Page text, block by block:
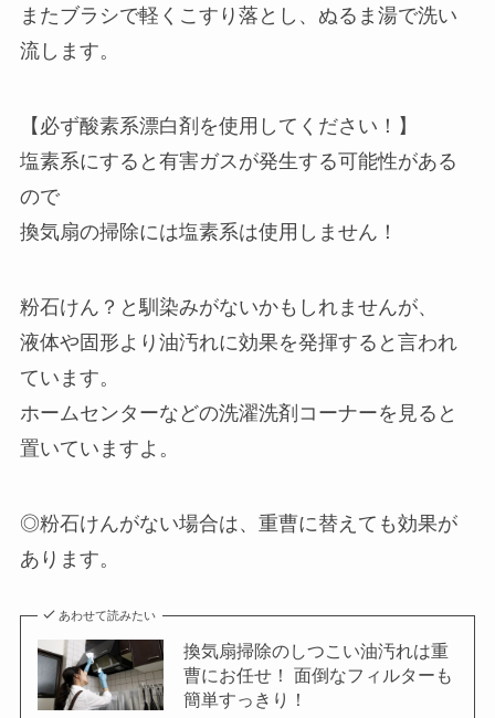
またブラシで軽くこすり落とし、ぬるま湯で洗い
流します。
【必ず酸素系漂白剤を使用してください！】
塩素系にすると有害ガスが発生する可能性がある
ので
換気扇の掃除には塩素系は使用しません！
粉石けん？と馴染みがないかもしれませんが、
液体や固形より油汚れに効果を発揮すると言われ
ています。
ホームセンターなどの洗濯洗剤コーナーを見ると
置いていますよ。
◎粉石けんがない場合は、重曹に替えても効果が
あります。
あわせて読みたい
換気扇掃除のしつこい油汚れは重
曹にお任せ！ 面倒なフィルターも
簡単すっきり！